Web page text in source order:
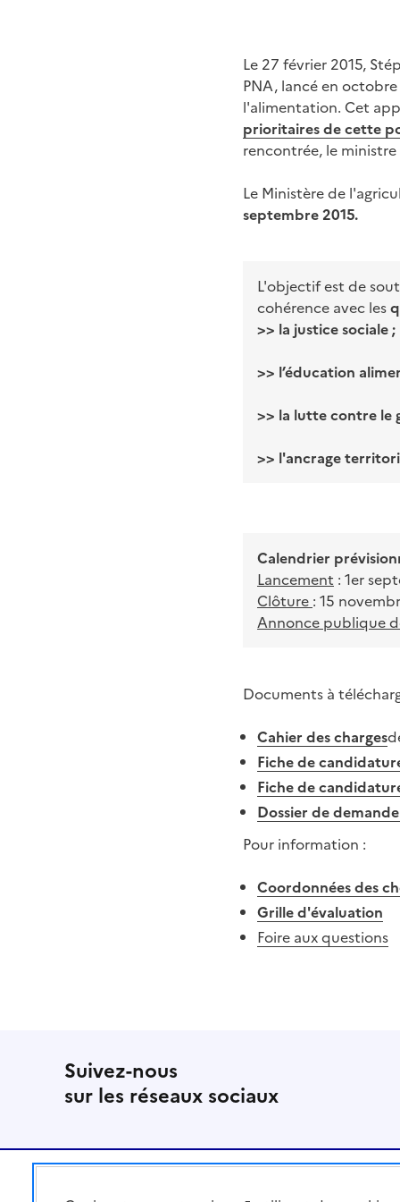
Le 27 février 2015,
PNA, lancé en
l'alimentation. Cet
prioritaires de cette
rencontrée, le
Le Ministère de
septembre 2015.
L'objectif est de
cohérence avec les
>> la justice sociale ;
>> l’éducation
>> la lutte contre le
>> l'ancrage
Calendrier
Lancement : 1er
Clôture : 15
Annonce publique
Documents à
Cahier des charges
Fiche de
Fiche de
Dossier de
Pour information :
Coordonnées des
Grille d'évaluation
Foire aux questions
Suivez-nous
sur les réseaux sociaux